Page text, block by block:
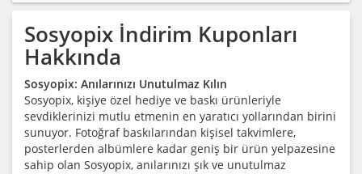
Sosyopix İndirim Kuponları
Hakkında
Sosyopix: Anılarınızı Unutulmaz Kılın
Sosyopix, kişiye özel hediye ve baskı ürünleriyle
sevdiklerinizi mutlu etmenin en yaratıcı yollarından birini
sunuyor. Fotoğraf baskılarından kişisel takvimlere,
posterlerden albümlere kadar geniş bir ürün yelpazesine
sahip olan Sosyopix, anılarınızı şık ve unutulmaz